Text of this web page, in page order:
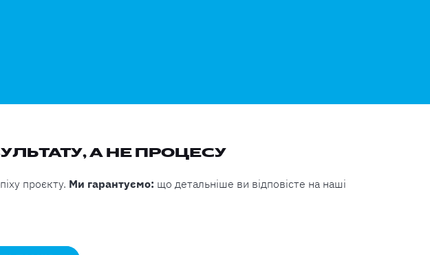
А НЕ ПРОЦЕСУ
проєкту. Ми гарантуємо: що детальніше ви відповісте на наші